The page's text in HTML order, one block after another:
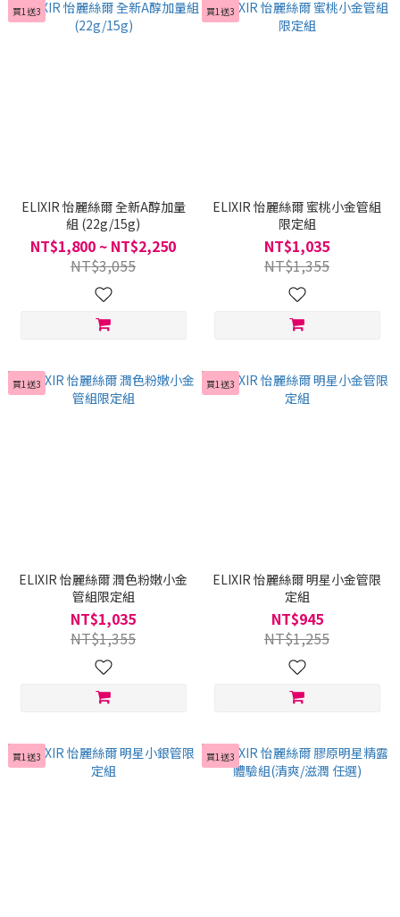
買1送3
ELIXIR 怡麗絲爾 全新A醇加量
組 (22g/15g)
NT$1,800 ~ NT$2,250
NT$3,055
買1送3
ELIXIR 怡麗絲爾 蜜桃小金管組
限定組
NT$1,035
NT$1,355
買1送3
ELIXIR 怡麗絲爾 潤色粉嫩小金
管組限定組
NT$1,035
NT$1,355
買1送3
ELIXIR 怡麗絲爾 明星小金管限
定組
NT$945
NT$1,255
買1送3 買1送3